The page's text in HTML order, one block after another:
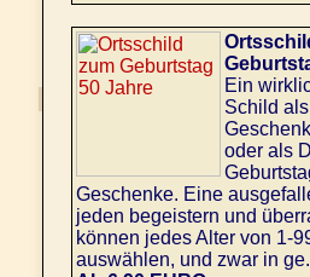
Ein
Schild
oder als
Geschenke. Eine
jeden begeistern und
können jedes Alter von 1-
auswählen, und zwar in